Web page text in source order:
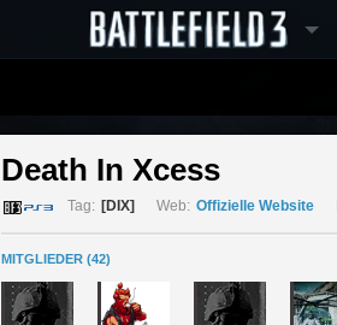
RANGLISTEN
Death In Xcess
Tag: [DIX] Web: Offizielle Website
MITGLIEDER (42)